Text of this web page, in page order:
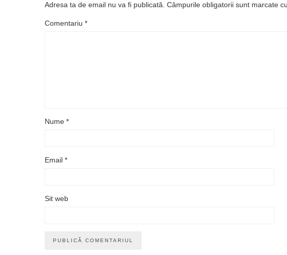
Adresa ta de email nu va fi publicată. Câmpurile obligatorii sunt marcate cu
Comentariu *
Nume *
Email *
Sit web